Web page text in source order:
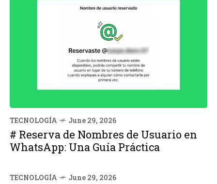
TECNOLOGÍA June 29, 2026
# Reserva de Nombres de Usuario en
WhatsApp: Una Guía Práctica
TECNOLOGÍA June 29, 2026